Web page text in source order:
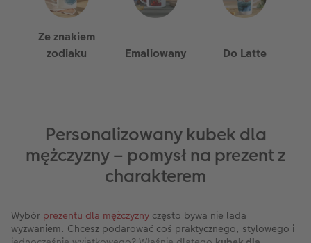
Ze znakiem
zodiaku
Emaliowany Do Latte
Personalizowany kubek dla
mężczyzny – pomysł na prezent z
charakterem
Wybór prezentu dla mężczyzny często bywa nie lada
wyzwaniem. Chcesz podarować coś praktycznego, stylowego i